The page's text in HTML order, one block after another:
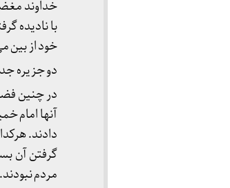
خداوند
با نادیده
خود از بین
دو جزیره
در چنین
آنها امام
دادند.
گرفتن آن
مردم نبودند.